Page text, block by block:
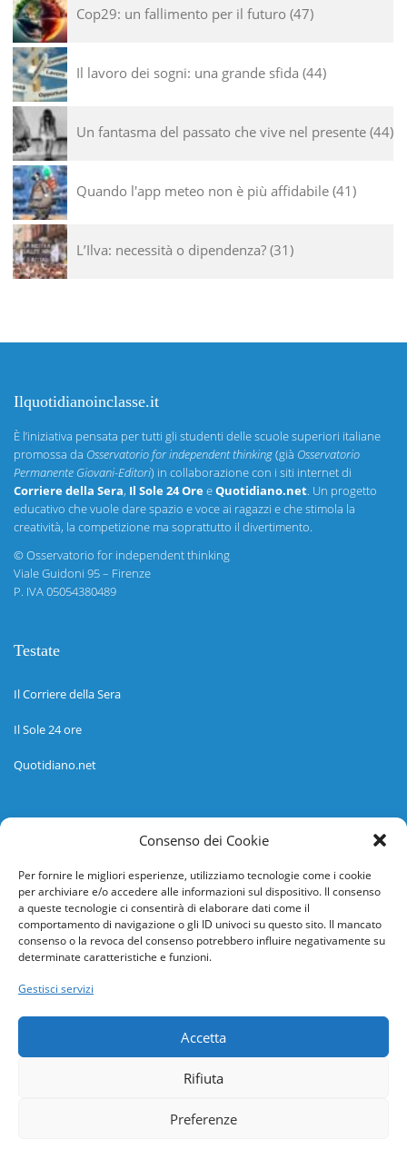
Consenso dei Cookie
Per fornire le migliori esperienze, utilizziamo tecnologie come i cookie
per archiviare e/o accedere alle informazioni sul dispositivo. Il consenso
a queste tecnologie ci consentirà di elaborare dati come il
comportamento di navigazione o gli ID univoci su questo sito. Il mancato
consenso o la revoca del consenso potrebbero influire negativamente su
determinate caratteristiche e funzioni.
Gestisci servizi
Accetta
Rifiuta
Preferenze
Cop29: un fallimento per il futuro 47
Il lavoro dei sogni: una grande sfida 44
Un fantasma del passato che vive nel presente 44
Quando l'app meteo non è più affidabile 41
L’Ilva: necessità o dipendenza? 31
Ilquotidianoinclasse.it
È l’iniziativa pensata per tutti gli studenti delle scuole superiori italiane
promossa da Osservatorio for independent thinking(già Osservatorio
Permanente Giovani-Editori) in collaborazione con i siti internet di
Corriere della Sera, Il Sole 24 OreeQuotidiano.net. Un progetto
educativo che vuole dare spazio e voce ai ragazzi e che stimola la
creatività, la competizione ma soprattutto il divertimento.
©Osservatorio for independent thinking
Viale Guidoni 95 – Firenze
P. IVA 05054380489
Testate
Il Corriere della Sera
Il Sole 24 ore
Quotidiano.net
Informazioni
Help desk
Guida rapida